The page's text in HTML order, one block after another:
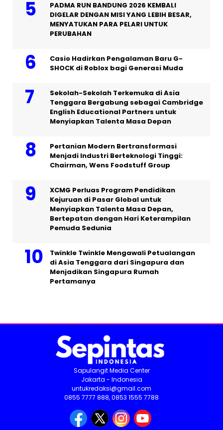
PADMA RUN BANDUNG 2026 KEMBALI
DIGELAR DENGAN MISI YANG LEBIH BESAR,
MENYATUKAN PARA PELARI UNTUK
PERUBAHAN
Casio Hadirkan Pengalaman Baru G-
SHOCK di Roblox bagi Generasi Muda
Sekolah-Sekolah Terkemuka di Asia
Tenggara Bergabung sebagai Cambridge
English Educational Partners untuk
Menyiapkan Talenta Masa Depan
Pertanian Modern Bertransformasi
Menjadi Industri Berteknologi Tinggi:
Chairman, Wens Foodstuff Group
XCMG Perluas Program Pendidikan
Kejuruan di Pasar Global untuk
Menyiapkan Talenta Masa Depan,
Bertepatan dengan Hari Keterampilan
Pemuda Sedunia
Twinkle Twinkle Mengawali Petualangan
di Asia Tenggara dari Singapura dan
Menjadikan Singapura Rumah
Pertamanya
Sapulangit Media Center
Jakarta - Indonesia
untukredaksi@gmail.com
0855 7777 888, 0853 1555 7788